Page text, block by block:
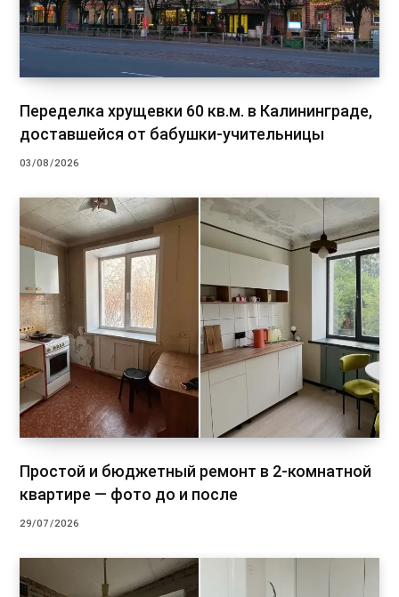
Переделка хрущевки 60 кв.м. в Калининграде,
доставшейся от бабушки-учительницы
03/08/2026
Простой и бюджетный ремонт в 2-комнатной
квартире — фото до и после
29/07/2026